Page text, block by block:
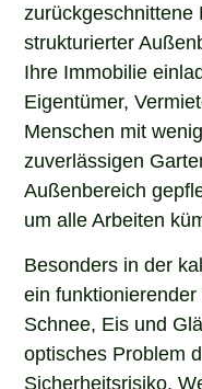
zurückgeschnittene
strukturierter
Ihre Immobilie
Eigentümer,
Menschen mit
zuverlässigen
Außenbereich
um alle Arbeiten
Besonders in der
ein
Schnee, Eis und
optisches Problem
Sicherheitsrisiko.